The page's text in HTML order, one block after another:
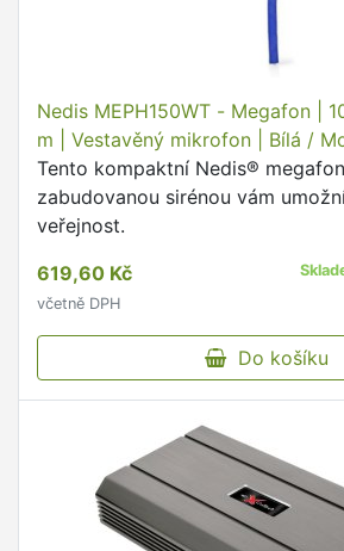
Nedis MEPH150WT - Megafon |
m | Vestavěný mikrofon | Bílá /
Tento kompaktní Nedis®
zabudovanou sirénou vám
veřejnost.
619,60 Kč
včetně DPH
Do košíku